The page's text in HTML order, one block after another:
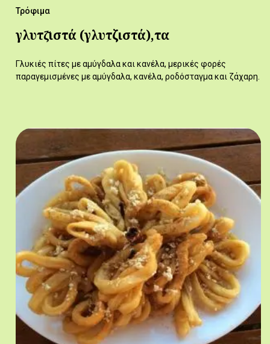
Τρόφιμα
γλυτζ̆ιστά (γλυτζιστά),τα
Γλυκιές πίτες με αμύγδαλα και κανέλα, μερικές φορές
παραγεμισμένες με αμύγδαλα, κανέλα, ροδόσταγμα και ζάχαρη.